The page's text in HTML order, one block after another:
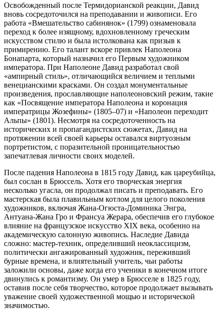
Освобожденный после Термидорианской реакции, Давид
вновь сосредоточился на преподавании и живописи. Его
работа «Вмешательство сабинянок» (1799) ознаменовала
переход к более изящному, вдохновленному греческим
искусством стилю и была истолкована как призыв к
примирению. Его талант вскоре привлек Наполеона
Бонапарта, который назначил его Первым художником
императора. При Наполеоне Давид разработал свой
«ампирный стиль», отличающийся величием и теплыми
венецианскими красками. Он создал монументальные
произведения, прославляющие наполеоновский режим, такие
как «Посвящение императора Наполеона и коронация
императрицы Жозефины» (1805–07) и «Наполеон переходит
Альпы» (1801). Несмотря на сосредоточенность на
исторических и пропагандистских сюжетах, Давид на
протяжении всей своей карьеры оставался виртуозным
портретистом, с поразительной проницательностью
запечатлевая личности своих моделей.
После падения Наполеона в 1815 году Давид, как цареубийца,
был сослан в Брюссель. Хотя его творческая энергия
несколько угасла, он продолжал писать и преподавать. Его
мастерская была плавильным котлом для целого поколения
художников, включая Жана-Огюста-Доминика Энгра,
Антуана-Жана Гро и Франсуа Жерара, обеспечив его глубокое
влияние на французское искусство XIX века, особенно на
академическую салонную живопись. Наследие Давида
сложно: мастер-техник, определивший неоклассицизм,
политически ангажированный художник, переживший
бурные времена, и влиятельный учитель, чьи работы
заложили основы, даже когда его ученики в конечном итоге
двинулись к романтизму. Он умер в Брюсселе в 1825 году,
оставив после себя творчество, которое продолжает вызывать
уважение своей художественной мощью и исторической
значимостью.